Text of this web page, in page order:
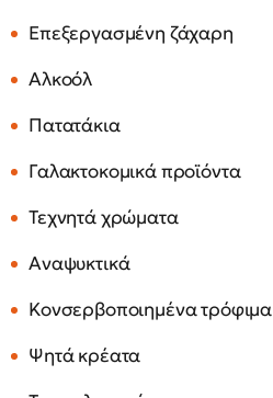
Επεξεργασμένη ζάχαρη
Αλκοόλ
Πατατάκια
Γαλακτοκομικά προϊόντα
Τεχνητά χρώματα
Αναψυκτικά
Κονσερβοποιημένα τρόφιμα
Ψητά κρέατα